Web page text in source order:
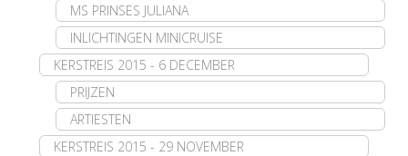
MS PRINSES JULIANA
INLICHTINGEN MINICRUISE
KERSTREIS 2015 - 6 DECEMBER
PRIJZEN
ARTIESTEN
KERSTREIS 2015 - 29 NOVEMBER